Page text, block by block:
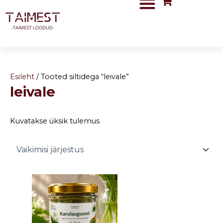
content
Esileht / Tooted siltidega “leivale”
leivale
Kuvatakse üksik tulemus
Price
range:
5,90 €
through
8,50 €
product
has
multiple